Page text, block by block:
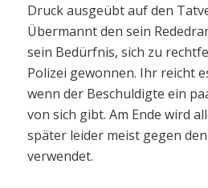
Druck ausgeübt auf den
Übermannt den sein
sein Bedürfnis, sich zu
Polizei gewonnen. Ihr reicht
wenn der Beschuldigte ein
von sich gibt. Am Ende wird
später leider meist gegen
verwendet.